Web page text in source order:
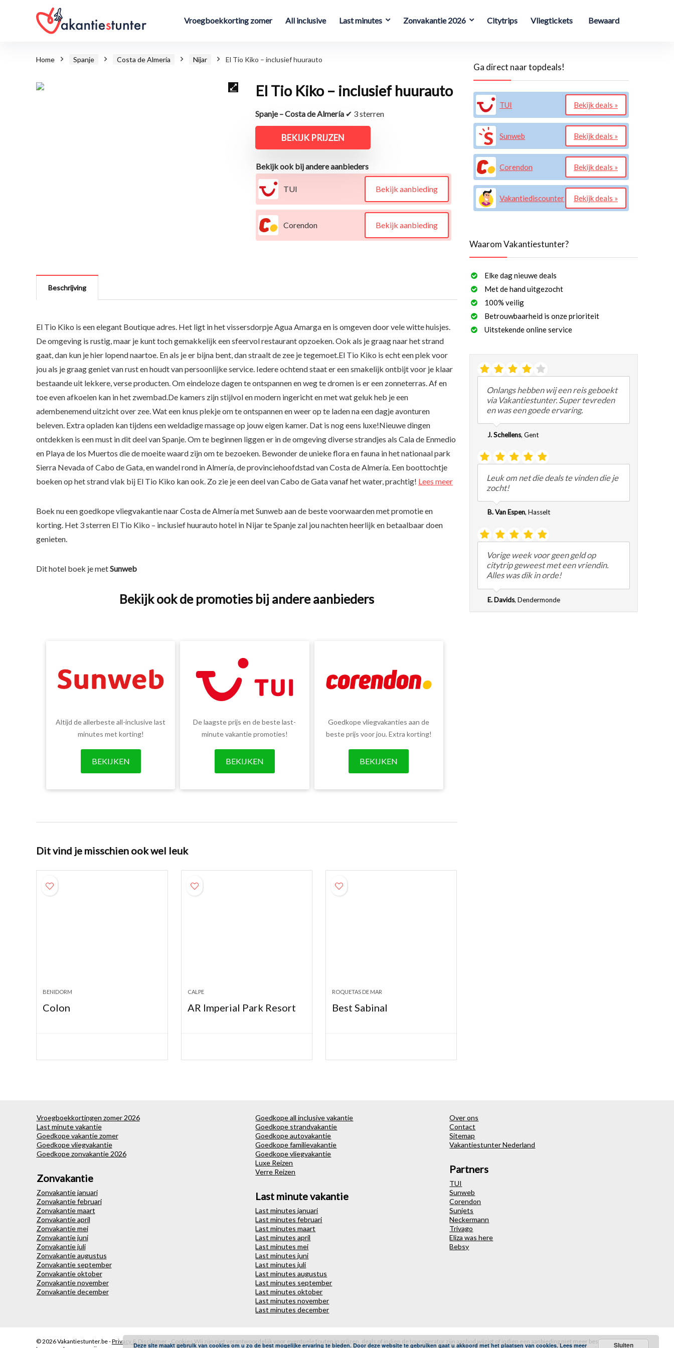
Vroegboekkorting zomer All inclusive Last minutes Zonvakantie 2026 Citytrips Vliegtickets Bewaard
Home Spanje Costa de Almería Nijar El Tio Kiko – inclusief huurauto
El Tio Kiko – inclusief huurauto
Spanje – Costa de Almería✔ 3 sterren
BEKIJK PRIJZEN
Bekijk ook bij andere aanbieders
TUI Bekijk aanbieding
Corendon Bekijk aanbieding
Beschrijving
El Tio Kiko is een elegant Boutique adres. Het ligt in het vissersdorpje Agua Amarga en is omgeven door vele witte huisjes.
De omgeving is rustig, maar je kunt toch gemakkelijk een sfeervol restaurant opzoeken. Ook als je graag naar het strand
gaat, dan kun je hier lopend naartoe. En als je er bijna bent, dan straalt de zee je tegemoet.El Tio Kiko is echt een plek voor
jou als je graag geniet van rust en houdt van persoonlijke service. Iedere ochtend staat er een smakelijk ontbijt voor je klaar
bestaande uit lekkere, verse producten. Om eindeloze dagen te ontspannen en weg te dromen is er een zonneterras. Af en
toe even afkoelen kan in het zwembad.De kamers zijn stijlvol en modern ingericht en met wat geluk heb je een
adembenemend uitzicht over zee. Wat een knus plekje om te ontspannen en weer op te laden na een dagje avonturen
beleven. Extra opladen kan tijdens een weldadige massage op jouw eigen kamer. Dat is nog eens luxe!Nieuwe dingen
ontdekken is een must in dit deel van Spanje. Om te beginnen liggen er in de omgeving diverse strandjes als Cala de Enmedio
en Playa de los Muertos die de moeite waard zijn om te bezoeken. Bewonder de unieke flora en fauna in het nationaal park
Sierra Nevada of Cabo de Gata, en wandel rond in Almería, de provinciehoofdstad van Costa de Almería. Een boottochtje
boeken op het strand vlak bij El Tio Kiko kan ook. Zo zie je een deel van Cabo de Gata vanaf het water, prachtig! Lees meer
Boek nu een goedkope vliegvakantie naar Costa de Almería met Sunweb aan de beste voorwaarden met promotie en
korting. Het 3 sterren El Tio Kiko – inclusief huurauto hotel in Nijar te Spanje zal jou nachten heerlijk en betaalbaar doen
genieten.
Dit hotel boek je metSunweb
Bekijk ook de promoties bij andere aanbieders
Altijd de allerbeste all-inclusive last
minutes met korting!
BEKIJKEN
De laagste prijs en de beste last-
minute vakantie promoties!
BEKIJKEN
Goedkope vliegvakanties aan de
beste prijs voor jou. Extra korting!
BEKIJKEN
Dit vind je misschien ook wel leuk
BENIDORM
Colon
CALPE
AR Imperial Park Resort
ROQUETAS DE MAR
Best Sabinal
Ga direct naar topdeals!
TUI Bekijk deals »
Sunweb Bekijk deals »
Corendon Bekijk deals »
Vakantiediscounter Bekijk deals »
Waarom Vakantiestunter?
Elke dag nieuwe deals
Met de hand uitgezocht
100% veilig
Betrouwbaarheid is onze prioriteit
Uitstekende online service
Onlangs hebben wij een reis geboekt
via Vakantiestunter. Super tevreden
en was een goede ervaring.
J. Schellens, Gent
Leuk om net die deals te vinden die je
zocht!
B. Van Espen, Hasselt
Vorige week voor geen geld op
citytrip geweest met een vriendin.
Alles was dik in orde!
E. Davids, Dendermonde
Vroegboekkortingen zomer 2026
Last minute vakantie
Goedkope vakantie zomer
Goedkope vliegvakantie
Goedkope zonvakantie 2026
Zonvakantie
Zonvakantie januari
Zonvakantie februari
Zonvakantie maart
Zonvakantie april
Zonvakantie mei
Zonvakantie juni
Zonvakantie juli
Zonvakantie augustus
Zonvakantie september
Zonvakantie oktober
Zonvakantie november
Zonvakantie december
Goedkope all inclusive vakantie
Goedkope strandvakantie
Goedkope autovakantie
Goedkope familievakantie
Goedkope vliegvakantie
Luxe Reizen
Verre Reizen
Last minute vakantie
Last minutes januari
Last minutes februari
Last minutes maart
Last minutes april
Last minutes mei
Last minutes juni
Last minutes juli
Last minutes augustus
Last minutes september
Last minutes oktober
Last minutes november
Last minutes december
Over ons
Contact
Sitemap
Vakantiestunter Nederland
Partners
TUI
Sunweb
Corendon
Sunjets
Neckermann
Trivago
Eliza was here
Bebsy
© 2026Vakantiestunter.be -Privacy & Disclaimer - Cookies Wij zijn niet verantwoordelijk voor eventuele fouten in prijzen, deals of indien de touroperator zijn aanbod wijzigt of indien een aanbieding niet meer beschikbaar is. De
Deze site maakt gebruik van cookies om u zo de best mogelijke ervaring te bieden. Door deze website te gebruiken gaat u akkoord met het plaatsen van cookies.Lees meer Sluiten